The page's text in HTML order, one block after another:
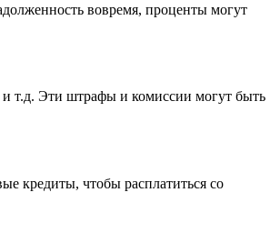
вовремя, проценты могут
т.д. Эти штрафы и комиссии могут быть
кредиты, чтобы расплатиться со